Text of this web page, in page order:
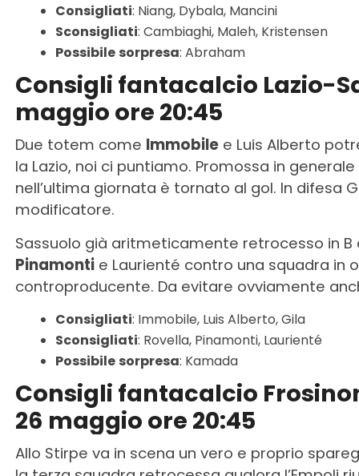
Consigliati: Niang, Dybala, Mancini
Sconsigliati: Cambiaghi, Maleh, Kristensen
Possibile sorpresa: Abraham
Consigli fantacalcio Lazio-
maggio ore 20:45
Due totem come Immobilee Luis Alberto
la Lazio, noi ci puntiamo. Promossa in
nell’ultima giornata è tornato al gol. In difesa
modificatore.
Sassuolo già aritmeticamente retrocesso in B
Pinamontie Laurienté contro una squadra in
controproducente. Da evitare ovviamente
Consigliati: Immobile, Luis Alberto, Gila
Sconsigliati: Rovella, Pinamonti, Laurienté
Possibile sorpresa: Kamada
Consigli fantacalcio
26 maggio ore 20:45
Allo Stirpe va in scena un vero e proprio